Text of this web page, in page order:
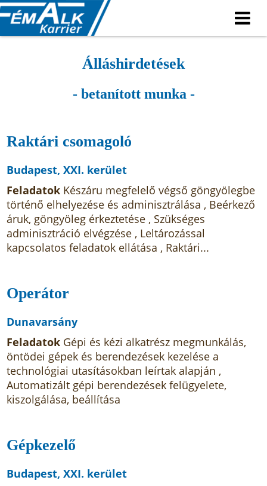
Álláshirdetések
- betanított munka -
Raktári csomagoló
Budapest, XXI. kerület
Feladatok Készáru megfelelő végső göngyölegbe
történő elhelyezése és adminisztrálása , Beérkező
áruk, göngyöleg érkeztetése , Szükséges
adminisztráció elvégzése , Leltározással
kapcsolatos feladatok ellátása , Raktári...
Operátor
Dunavarsány
Feladatok Gépi és kézi alkatrész megmunkálás,
öntödei gépek és berendezések kezelése a
technológiai utasításokban leírtak alapján ,
Automatizált gépi berendezések felügyelete,
kiszolgálása, beállítása
Gépkezelő
Budapest, XXI. kerület